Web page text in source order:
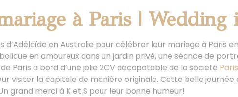
à Paris | Wedding
d’Adélaïde en Australie pour célébrer leur mariage à Paris
en amoureux dans un jardin privé, une séance de
Paris à bord d’une jolie 2CV décapotable de la société
visiter la capitale de manière originale. Cette belle journée
grand merci à K et S pour leur bonne humeur!